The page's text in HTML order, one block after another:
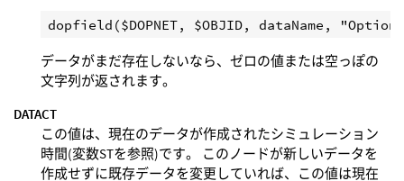
データがまだ存在しないなら、ゼロの値または空っぽの
文字列が返されます。
DATACT
この値は、現在のデータが作成されたシミュレーション
時間(変数STを参照)です。 このノードが新しいデータを
作成せずに既存データを変更していれば、この値は現在